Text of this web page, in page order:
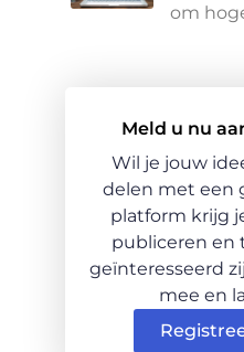
om
Meld u nu
Wil je jouw
delen met een
platform krijg
publiceren en
geïnteresseerd
mee en